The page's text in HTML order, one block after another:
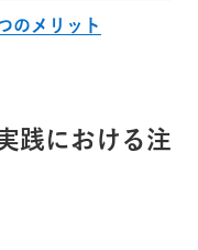
のメリット
践における注